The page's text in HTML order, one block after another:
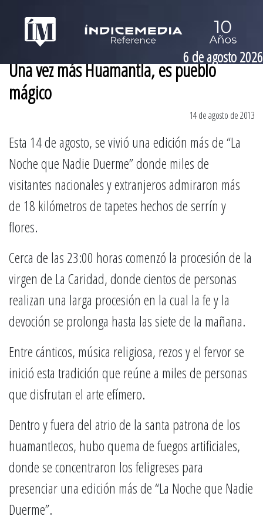
6 de agosto 2026
Una vez más Huamantla, es pueblo
mágico
14 de agosto de 2013
Esta 14 de agosto, se vivió una edición más de “La
Noche que Nadie Duerme” donde miles de
visitantes nacionales y extranjeros admiraron más
de 18 kilómetros de tapetes hechos de serrín y
flores.
Cerca de las 23:00 horas comenzó la procesión de la
virgen de La Caridad, donde cientos de personas
realizan una larga procesión en la cual la fe y la
devoción se prolonga hasta las siete de la mañana.
Entre cánticos, música religiosa, rezos y el fervor se
inició esta tradición que reúne a miles de personas
que disfrutan el arte efímero.
Dentro y fuera del atrio de la santa patrona de los
huamantlecos, hubo quema de fuegos artificiales,
donde se concentraron los feligreses para
presenciar una edición más de “La Noche que Nadie
Duerme”.